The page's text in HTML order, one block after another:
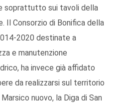
soprattutto sui tavoli della
Il Consorzio di Bonifica della
2020 destinate a
e manutenzione
ha invece già affidato
da realizzarsi sul territorio
nuovo, la Diga di San